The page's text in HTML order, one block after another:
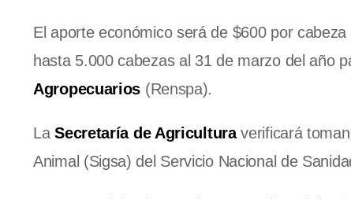
El aporte económico será de $600 por
hasta 5.000 cabezas al 31 de marzo del año
Agropecuarios (Renspa).
LaSecretaría de Agriculturaverificará
Animal (Sigsa) del Servicio Nacional de